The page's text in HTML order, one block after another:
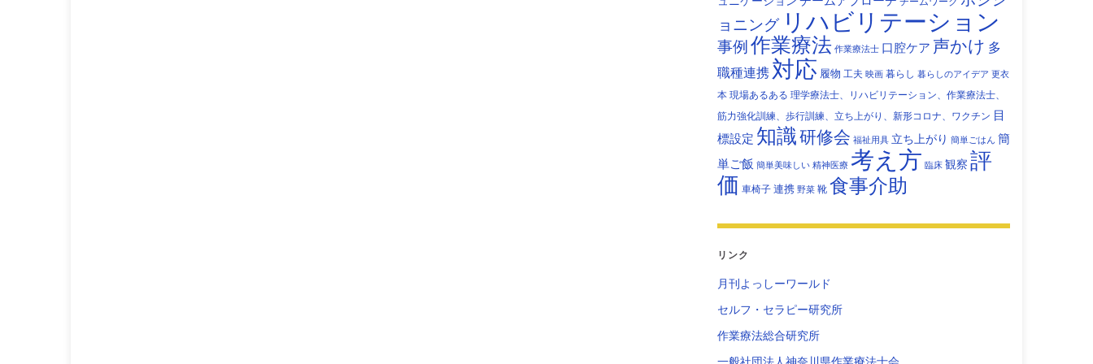
ョニング リハビリテーション
事例作業療法 作業療法士 口腔ケア 声かけ 多
職種連携 対応 履物 工夫 映画 暮らし 暮らしのアイデア 更衣
本 現場あるある 理学療法士、リハビリテーション、作業療法士、
筋力強化訓練、歩行訓練、立ち上がり、新形コロナ、ワクチン 目
標設定 知識研修会 福祉用具 立ち上がり 簡単ごはん 簡
単ご飯 簡単美味しい 精神医療 考え方 臨床 観察 評
価 車椅子 連携 野菜 靴 食事介助
リンク
月刊よっしーワールド
セルフ・セラピー研究所
作業療法総合研究所
一般社団法人神奈川県作業療法士会